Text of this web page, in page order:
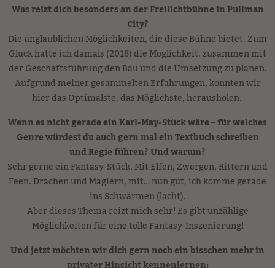
Was reizt dich besonders an der Freilichtbühne in Pullman
City?
Die unglaublichen Möglichkeiten, die diese Bühne bietet. Zum
Glück hatte ich damals (2018) die Möglichkeit, zusammen mit
der Geschäftsführung den Bau und die Umsetzung zu planen.
Aufgrund meiner gesammelten Erfahrungen, konnten wir
hier das Optimalste, das Möglichste, herausholen.
Wenn es nicht gerade ein Karl-May-Stück wäre – für welches
Genre würdest du auch gern mal ein Textbuch schreiben
und Regie führen? Und warum?
Sehr gerne ein Fantasy-Stück. Mit Elfen, Zwergen, Rittern und
Feen. Drachen und Magiern, mit… nun gut, ich komme gerade
ins Schwärmen (lacht).
Aber dieses Thema reizt mich sehr! Es gibt unzählige
Möglichkeiten für eine tolle Fantasy-Inszenierung!
Und jetzt möchten wir dich gern noch ein bisschen mehr in